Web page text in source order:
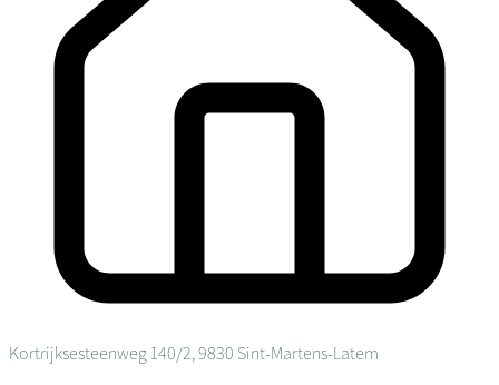
Kortrijksesteenweg 140/2, 9830 Sint-Martens-Latem